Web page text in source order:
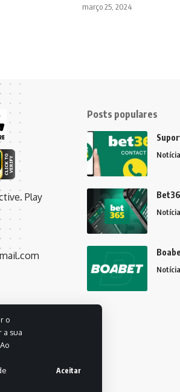
o
sua
Aceitar
março 25, 2024
Play
Posts populares